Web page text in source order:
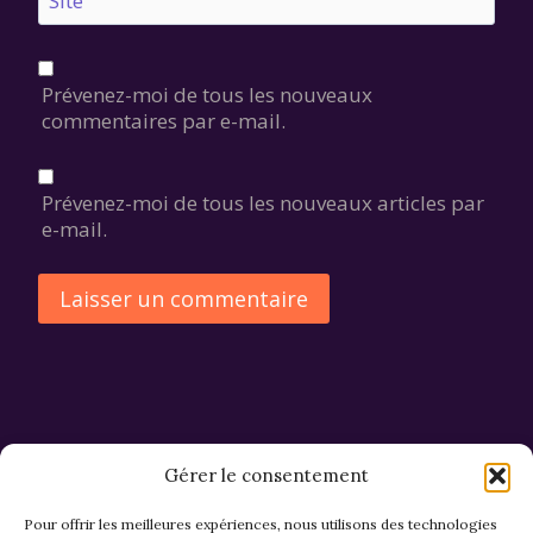
Gérer le consentement
Pour offrir les meilleures expériences, nous utilisons des technologies
Prévenez-moi de tous les nouveaux
commentaires par e-mail.
Prévenez-moi de tous les nouveaux articles par
e-mail.